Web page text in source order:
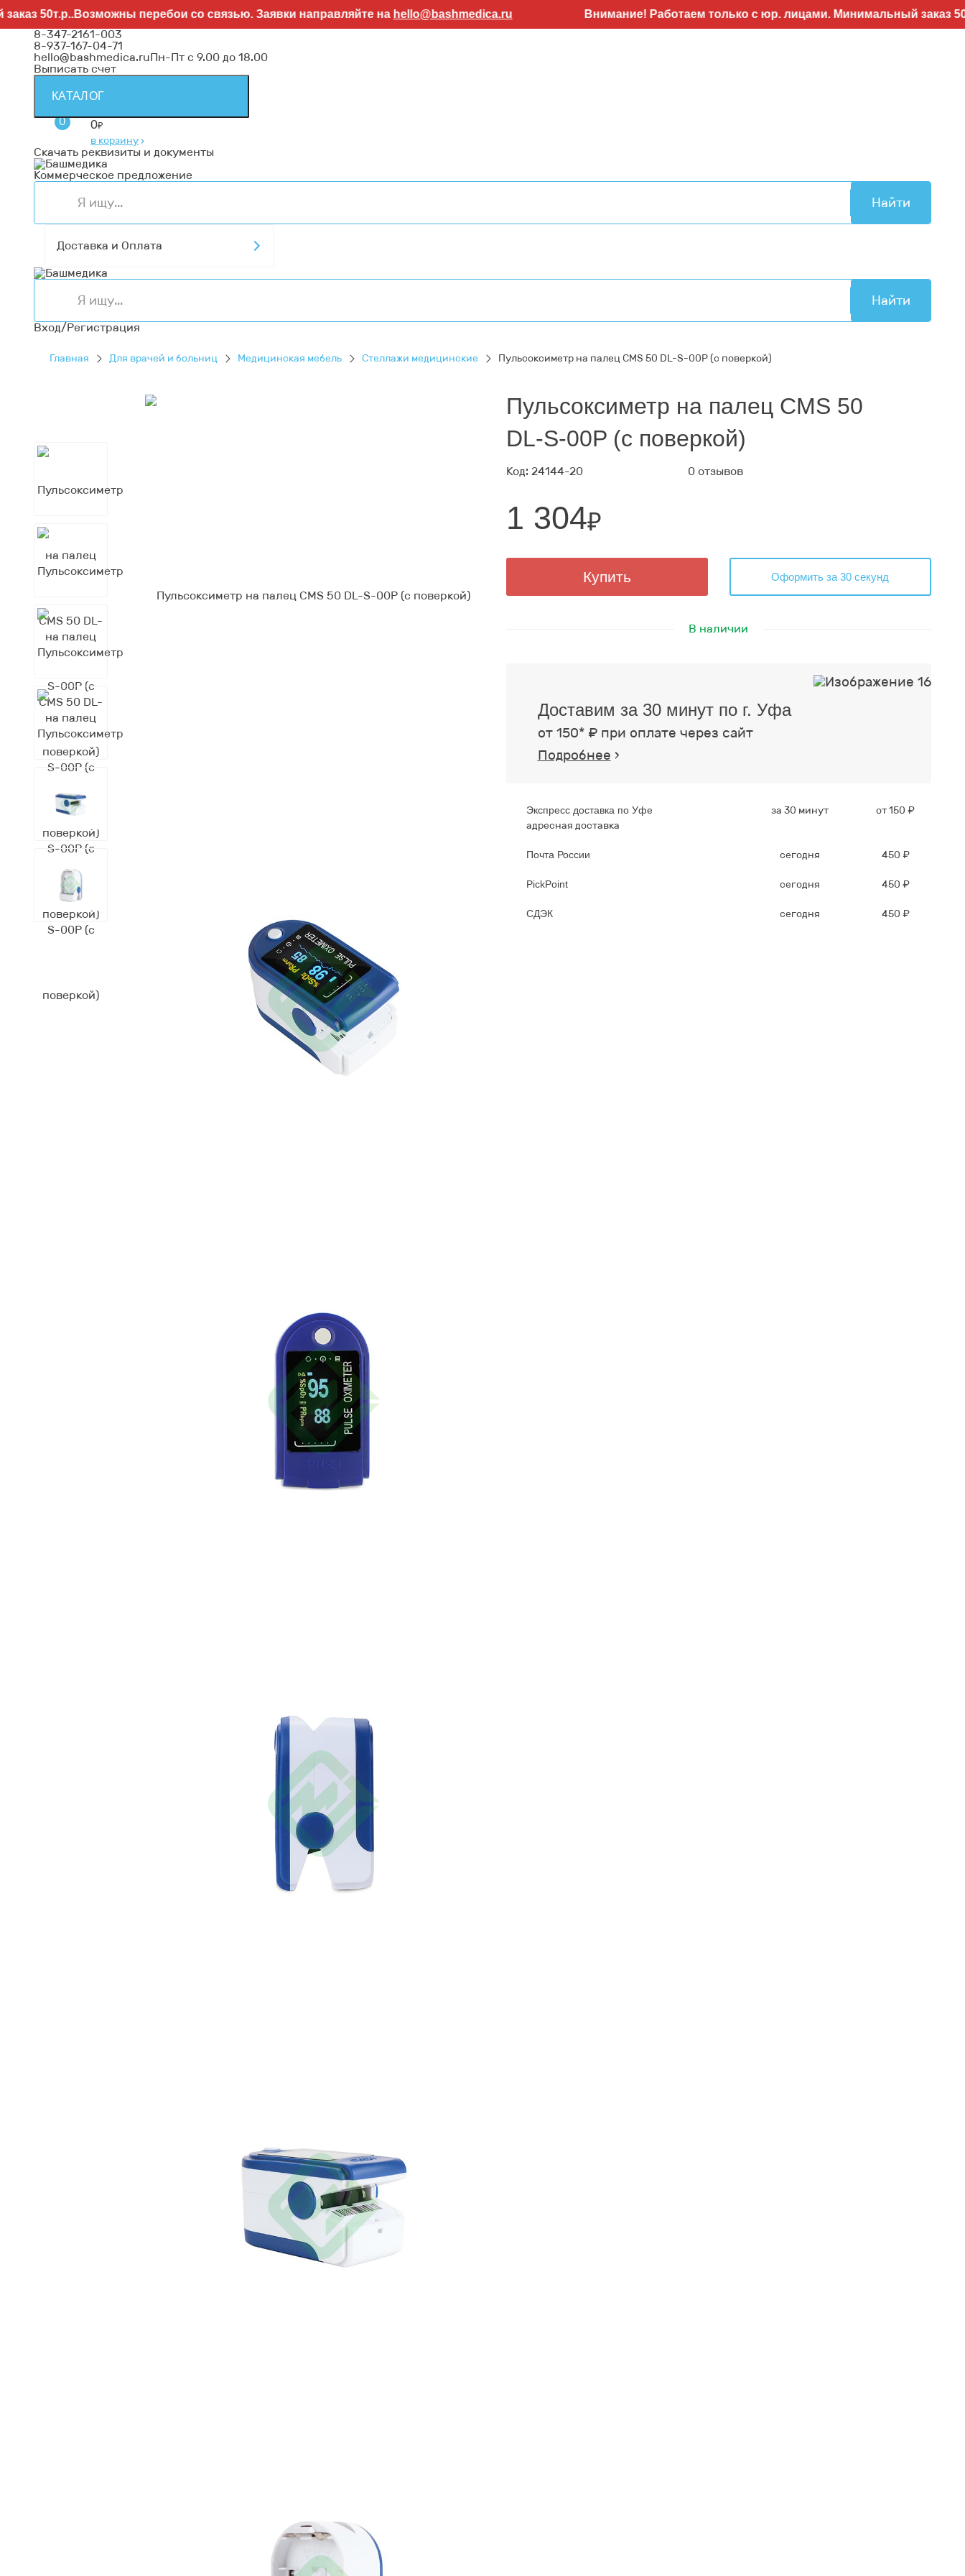
перебои со связью. Заявки направляйте наhello@bashmedica.ru Внимание! Работаем только с юр. лицами. Минимальный заказ
8-347-2161-003
8-937-167-04-71
hello@bashmedica.ruПн-Пт с 9.00 до 18.00
Выписать счет
КАТАЛОГ
0 0₽
в корзину›
Скачать реквизиты и документы
Коммерческое предложение
Найти
Доставка и Оплата
Найти
Вход/Регистрация
Главная Для врачей и больниц Медицинская мебель Стеллажи медицинские Пульсоксиметр на палец CMS 50 DL-S-00P (с поверкой)
Пульсоксиметр на палец CMS 50
DL-S-00P (с поверкой)
Код: 24144-20 0 отзывов
1 304₽
Купить Оформить за 30 секунд
В наличии
Доставим за 30 минут по г. Уфа
от 150* ₽ при оплате через сайт
Подробнее ›
Экспресс доставка по Уфе
адресная доставка
за 30 минут от 150 ₽
Почта России сегодня 450 ₽
PickPoint сегодня 450 ₽
СДЭК сегодня 450 ₽